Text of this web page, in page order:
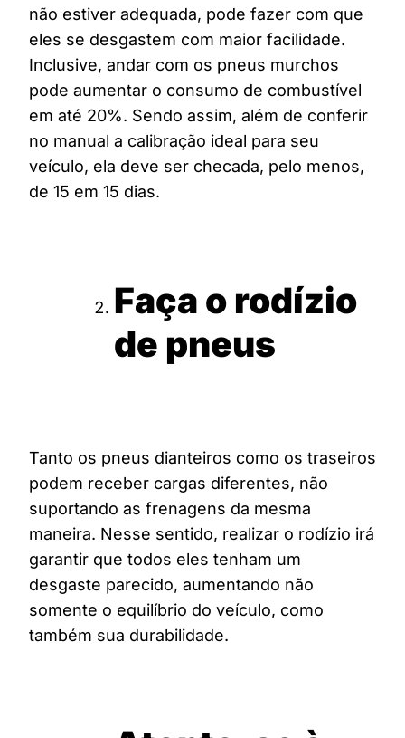
não estiver adequada, pode fazer com que
eles se desgastem com maior facilidade.
Inclusive, andar com os pneus murchos
pode aumentar o consumo de combustível
em até 20%. Sendo assim, além de conferir
no manual a calibração ideal para seu
veículo, ela deve ser checada, pelo menos,
de 15 em 15 dias.
Faça o rodízio
de pneus
Tanto os pneus dianteiros como os traseiros
podem receber cargas diferentes, não
suportando as frenagens da mesma
maneira. Nesse sentido, realizar o rodízio irá
garantir que todos eles tenham um
desgaste parecido, aumentando não
somente o equilíbrio do veículo, como
também sua durabilidade.